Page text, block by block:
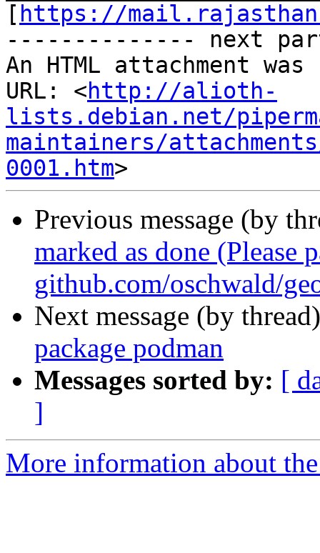
[ https://
-------------- next
An HTML attachment
URL: <http://alioth-
lists.debian.net/
maintainers/
0001.htm
Previous message (by
marked as done (Please
github.com/oschwald/
Next message (by
package podman
Messages sorted by: [
]
More information about